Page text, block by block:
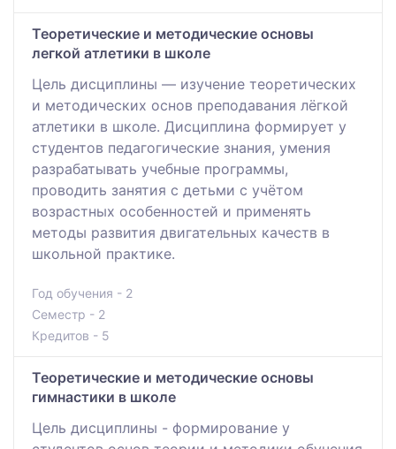
Теоретические и методические основы
легкой атлетики в школе
Цель дисциплины — изучение теоретических
и методических основ преподавания лёгкой
атлетики в школе. Дисциплина формирует у
студентов педагогические знания, умения
разрабатывать учебные программы,
проводить занятия с детьми с учётом
возрастных особенностей и применять
методы развития двигательных качеств в
школьной практике.
Год обучения - 2
Семестр - 2
Кредитов - 5
Теоретические и методические основы
гимнастики в школе
Цель дисциплины - формирование у